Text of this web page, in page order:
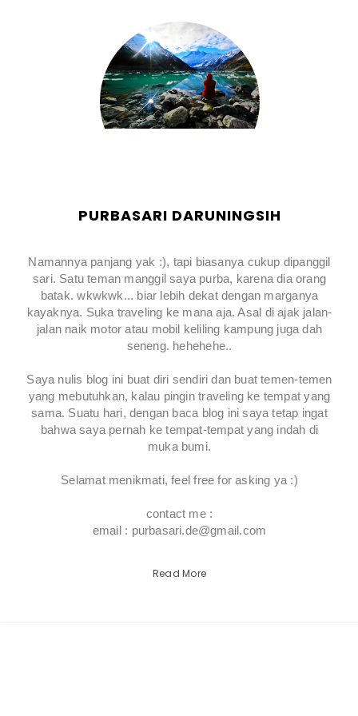
PURBASARI DARUNINGSIH
Namannya panjang yak :), tapi biasanya cukup dipanggil
sari. Satu teman manggil saya purba, karena dia orang
batak. wkwkwk... biar lebih dekat dengan marganya
kayaknya. Suka traveling ke mana aja. Asal di ajak jalan-
jalan naik motor atau mobil keliling kampung juga dah
seneng. hehehehe..
Saya nulis blog ini buat diri sendiri dan buat temen-temen
yang mebutuhkan, kalau pingin traveling ke tempat yang
sama. Suatu hari, dengan baca blog ini saya tetap ingat
bahwa saya pernah ke tempat-tempat yang indah di
muka bumi.
Selamat menikmati, feel free for asking ya :)
contact me :
email : purbasari.de@gmail.com
Read More